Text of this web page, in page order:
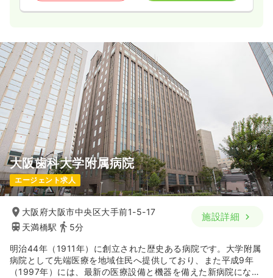
大阪歯科大学附属病院
エージェント求人
大阪府大阪市中央区大手前1-5-17
天満橋駅
5分
施設詳細
明治44年（1911年）に創立された歴史ある病院です。大学附属
病院として先端医療を地域住民へ提供しており、また平成9年
（1997年）には、最新の医療設備と機器を備えた新病院になり